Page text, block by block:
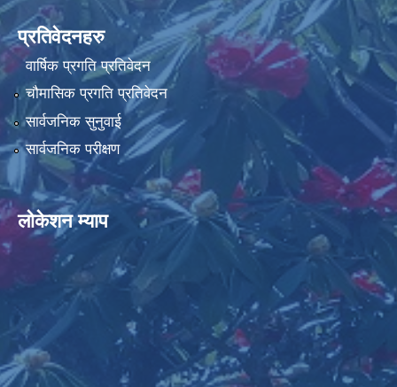
प्रतिवेदनहरु
वार्षिक प्रगति प्रतिवेदन
चौमासिक प्रगति प्रतिवेदन
सार्वजनिक सुनुवाई
सार्वजनिक परीक्षण
लोकेशन म्याप